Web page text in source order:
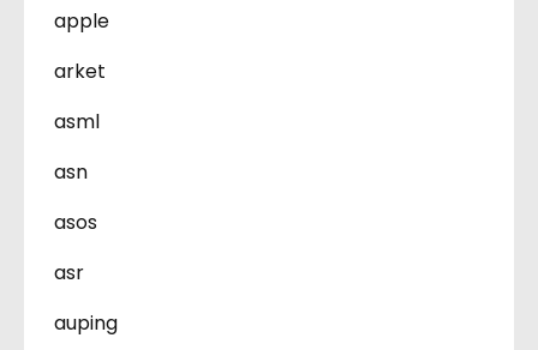
apple
arket
asml
asn
asos
asr
auping